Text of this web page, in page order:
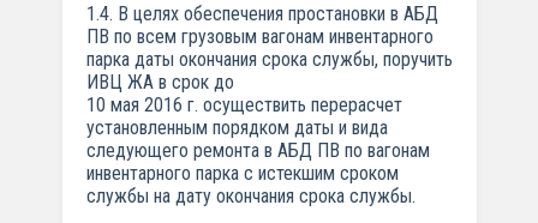
1.4. В целях обеспечения простановки в АБД
ПВ по всем грузовым вагонам инвентарного
парка даты окончания срока службы, поручить
ИВЦ ЖА в срок до
10 мая 2016 г. осуществить перерасчет
установленным порядком даты и вида
следующего ремонта в АБД ПВ по вагонам
инвентарного парка с истекшим сроком
службы на дату окончания срока службы.